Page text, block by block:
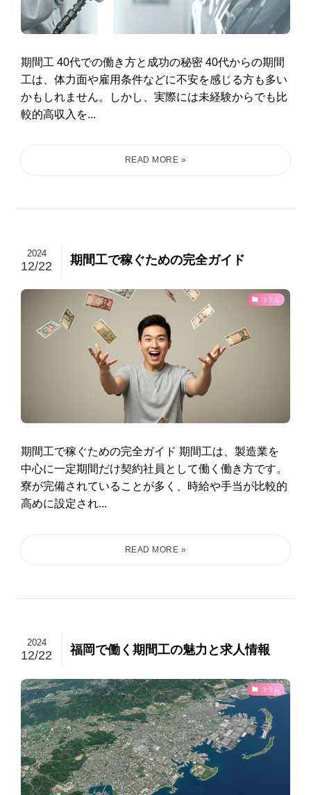
期間工 40代での働き方と成功の秘密 40代からの期間
工は、体力面や雇用条件などに不安を感じる方も多い
かもしれません。しかし、実際には未経験からでも比
較的高収入を...
期間工で稼ぐための完全ガイド
2024
12/22
コラム
期間工で稼ぐための完全ガイド 期間工は、製造業を
中心に一定期間だけ契約社員として働く働き方です。
寮が完備されていることが多く、時給や手当が比較的
高めに設定され...
福岡で働く期間工の魅力と求人情報
2024
12/22
コラム